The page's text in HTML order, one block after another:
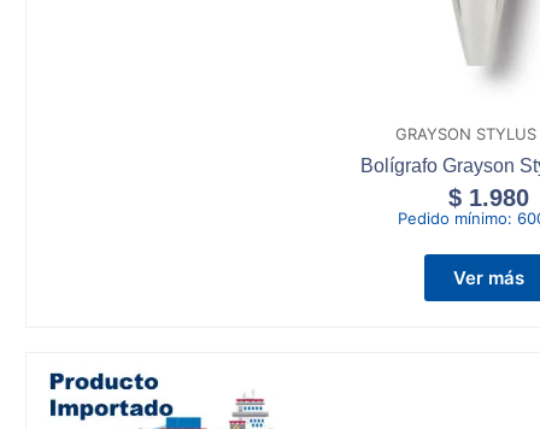
GRAYSON STYLUS
Bolígrafo Grayson
$ 1.980
Pedido mínimo:
Ver más